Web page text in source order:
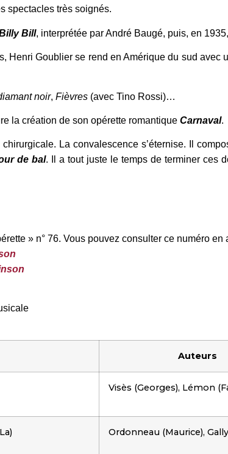
spectacles très soignés.
Bill, interprétée par André Baugé, puis, en 1935,
Henri Goublier se rend en Amérique du sud avec
noir, Fièvres (avec Tino Rossi)…
la création de son opérette romantique Carnaval.
La convalescence s’éternise. Il
de bal. Il a tout juste le temps de terminer ces
» n° 76. Vous pouvez consulter ce numéro en
Auteurs
Visès (Georges), Lémon
Ordonneau (Maurice),